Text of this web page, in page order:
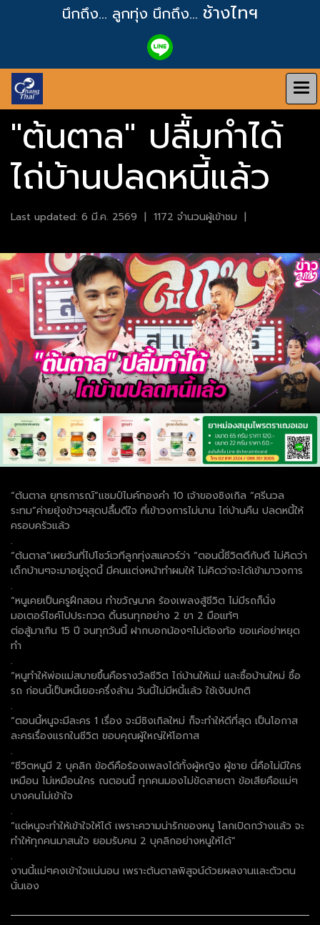
นึกถึง... ลูกทุ่ง นึกถึง... ช้างไทฯ
"ต้นตาล" ปลื้มทำได้
ไถ่บ้านปลดหนี้แล้ว
Last updated: 6 มี.ค. 2569 | 1172 จำนวนผู้เข้าชม |
“ต้นตาล ยุทธการณ์”แชมป์ไมค์ทองคำ 10 เจ้าของซิงเกิล “ศรีนวล
ระทม”ค่ายยุ้งข้าวฯสุดปลื้มดีใจ ที่เข้าวงการไม่นาน ไถ่บ้านคืน ปลดหนี้ให้
ครอบครัวแล้ว
.
“ต้นตาล”เผยวันที่ไปโชว์เวทีลูกทุ่งสแควร์ว่า “ตอนนี้ชีวิตดีกับดี ไม่คิดว่า
เด็กบ้านๆจะมาอยู่จุดนี้ มีคนแต่งหน้าทำผมให้ ไม่คิดว่าจะได้เข้ามาวงการ
.
“หนูเคยเป็นครูฝึกสอน ทำขวัญนาค ร้องเพลงสู้ชีวิต ไม่มีรถก็นั่ง
มอเตอร์ไซค์ไปประกวด ดิ้นรนทุกอย่าง 2 ขา 2 มือแท้ๆ
ต่อสู้มาเกิน 15 ปี จนทุกวันนี้ ฝากบอกน้องๆไม่ต้องท้อ ขอแค่อย่าหยุด
ทำ
.
“หนูทำให้พ่อแม่สบายขึ้นคือรางวัลชีวิต ไถ่บ้านให้แม่ และซื้อบ้านใหม่ ซื้อ
รถ ก่อนนี้เป็นหนี้เยอะครึ่งล้าน วันนี้ไม่มีหนี้แล้ว ใช้เงินปกติ
.
“ตอนนี้หนูจะมีละคร 1 เรื่อง จะมีซิงเกิลใหม่ ก็จะทำให้ดีที่สุด เป็นโอกาส
ละครเรื่องแรกในชีวิต ขอบคุณผู้ใหญ่ให้โอกาส
.
“ชีวิตหนูมี 2 บุคลิก ข้อดีคือร้องเพลงได้ทั้งผู้หญิง ผู้ชาย นี่คือไม่มีใคร
เหมือน ไม่เหมือนใคร ณตอนนี้ ทุกคนมองไม่ขัดสายตา ข้อเสียคือแม่ๆ
บางคนไม่เข้าใจ
.
“แต่หนูจะทำให้เข้าใจให้ได้ เพราะความน่ารักของหนู โลกเปิดกว้างแล้ว จะ
ทำให้ทุกคนมาสนใจ ยอมรับคน 2 บุคลิกอย่างหนูให้ได้”
.
งานนี้แม่ๆคงเข้าใจแน่นอน เพราะต้นตาลพิสูจน์ด้วยผลงานและตัวตน
นั่นเอง